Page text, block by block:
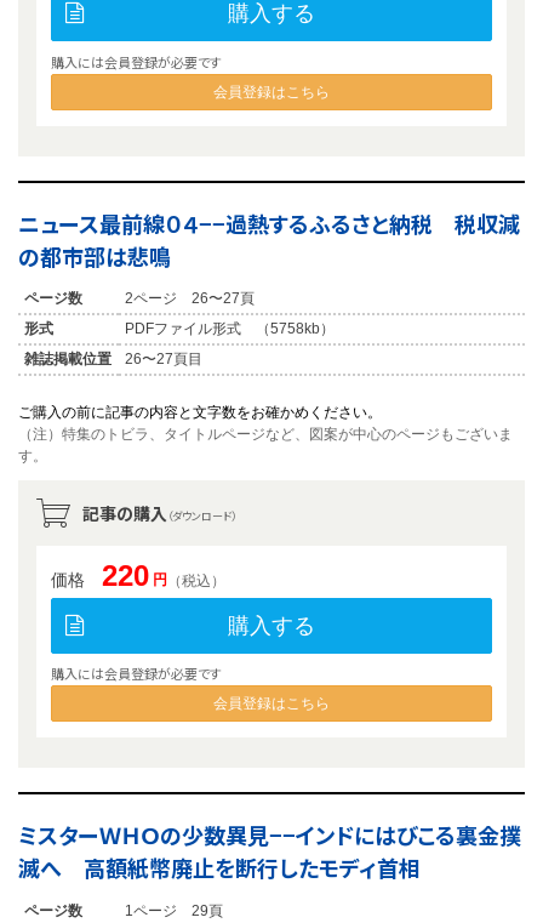
購入する
購入には会員登録が必要です
会員登録はこちら
ニュース最前線０４−−過熱するふるさと納税 税収減
の都市部は悲鳴
ページ数
2ページ 26〜27頁
形式
PDFファイル形式 （5758kb）
雑誌掲載位置
26〜27頁目
ご購入の前に記事の内容と文字数をお確かめください。
（注）特集のトビラ、タイトルページなど、図案が中心のページもございま
す。
記事の購入 （ダウンロード）
価格 220 円 （税込）
購入する
購入には会員登録が必要です
会員登録はこちら
ミスターＷＨＯの少数異見−−インドにはびこる裏金撲
滅へ 高額紙幣廃止を断行したモディ首相
ページ数 1ページ 29頁